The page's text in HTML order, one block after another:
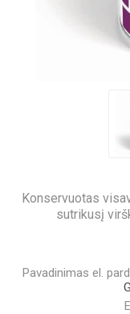
Konservuotas
sutrikusį
Pavadinimas el.